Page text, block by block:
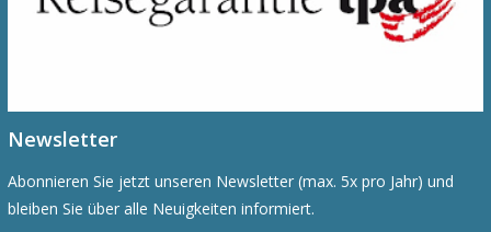
Newsletter
Abonnieren Sie jetzt unseren Newsletter (max. 5x pro Jahr) und
bleiben Sie über alle Neuigkeiten informiert.